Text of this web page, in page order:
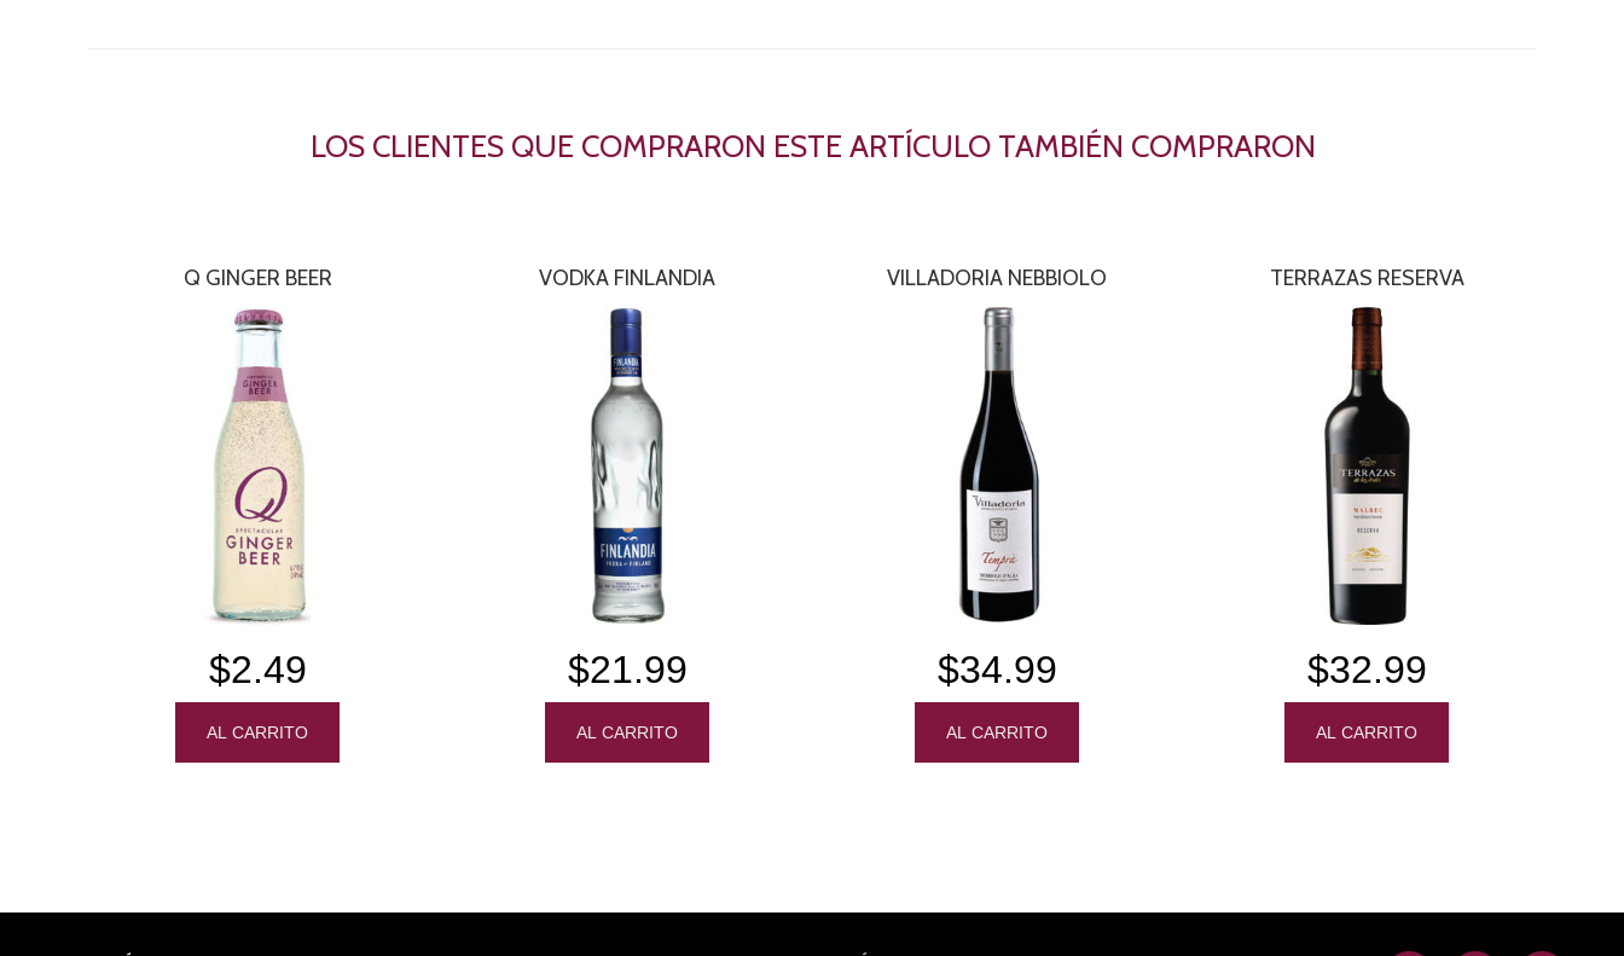
LOS CLIENTES QUE COMPRARON ESTE ARTÍCULO TAMBIÉN COMPRARON
Q GINGER BEER
$2.49
VODKA FINLANDIA
$21.99
VILLADORIA NEBBIOLO
$34.99
TERRAZAS RESERVA
$32.99